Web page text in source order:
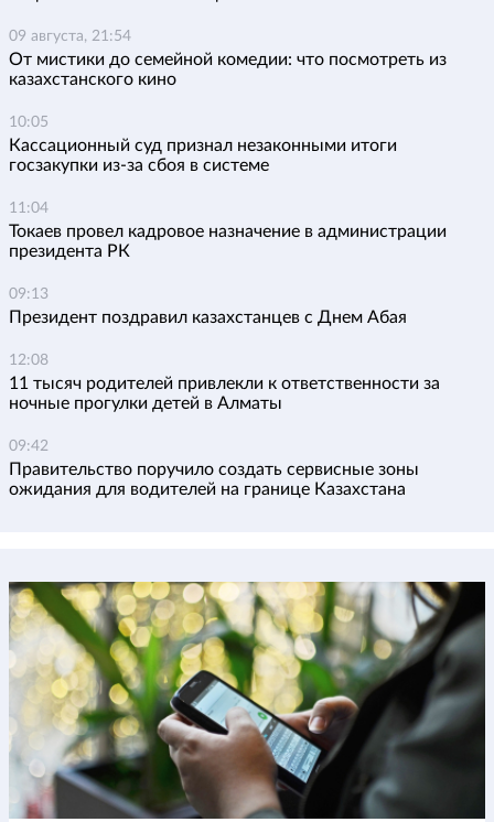
09 августа, 21:54
От мистики до семейной комедии: что посмотреть из
казахстанского кино
10:05
Кассационный суд признал незаконными итоги
госзакупки из-за сбоя в системе
11:04
Токаев провел кадровое назначение в администрации
президента РК
09:13
Президент поздравил казахстанцев с Днем Абая
12:08
11 тысяч родителей привлекли к ответственности за
ночные прогулки детей в Алматы
09:42
Правительство поручило создать сервисные зоны
ожидания для водителей на границе Казахстана